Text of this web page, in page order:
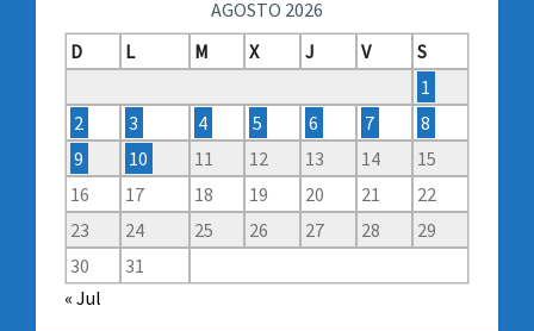
AGOSTO 2026
D
L M X J V
S
1
2
3 4 5 6 7
8
9
10 11 12 13 14
15
16
17 18 19 20 21
22
23
24 25 26 27 28
29
30
31
« Jul